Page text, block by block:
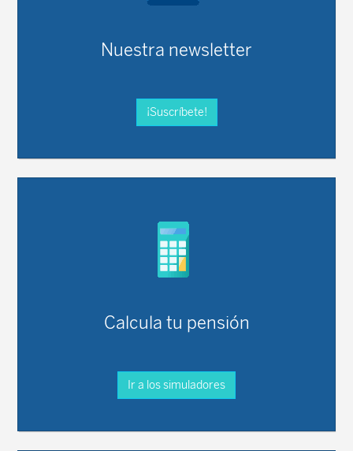
Nuestra newsletter
¡Suscríbete!
Calcula tu pensión
Ir a los simuladores